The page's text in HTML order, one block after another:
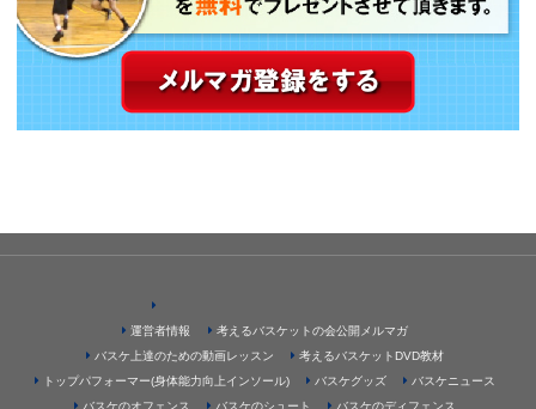
運営者情報
考えるバスケットの会公開メルマガ
バスケ上達のための動画レッスン
考えるバスケットDVD教材
トップパフォーマー(身体能力向上インソール)
バスケグッズ
バスケニュース
バスケのオフェンス
バスケのシュート バスケのディフェンス